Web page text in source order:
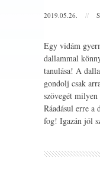
2019.05.26. //
Egy vidám
dallammal
tanulása! A
gondolj csak
szövegét
Ráadásul erre a
fog! Igazán jól